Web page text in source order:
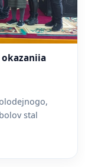
stal